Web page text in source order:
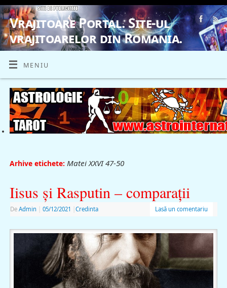
Vrajitoare Portal. Site-ul
vrajitoarelor din Romania.
VRAJITOARE, VRAJITOARELE, VRAJITOARE
MENIU
Arhive etichete: Matei XXVI 47-50
Iisus şi Rasputin – comparaţii
De Admin 05/12/2021 Credinta Lasă un comentariu